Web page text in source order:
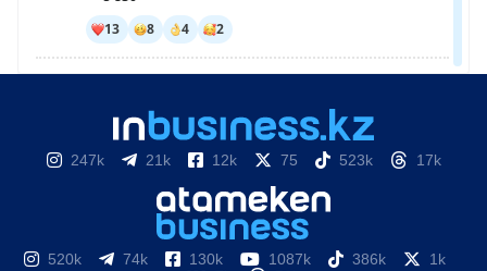
247k 21k 12k 75 523k 17k
520k 74k 130k 1087k 386k
1k